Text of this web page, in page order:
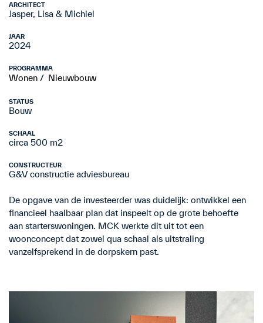
ARCHITECT
Jasper, Lisa & Michiel
JAAR
2024
PROGRAMMA
Wonen Nieuwbouw
STATUS
Bouw
SCHAAL
circa 500 m2
CONSTRUCTEUR
G&V constructie adviesbureau
De opgave van de investeerder was duidelijk: ontwikkel een
financieel haalbaar plan dat inspeelt op de grote behoefte
aan starterswoningen. MCK werkte dit uit tot een
woonconcept dat zowel qua schaal als uitstraling
vanzelfsprekend in de dorpskern past.